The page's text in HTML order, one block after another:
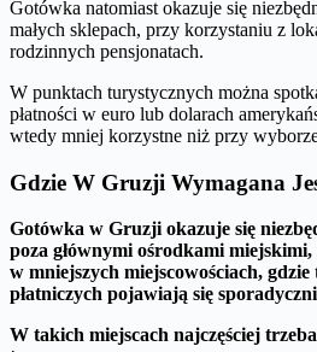
Gotówka natomiast okazuje się
małych sklepach, przy korzystaniu z
rodzinnych pensjonatach.
W punktach turystycznych można
płatności w euro lub dolarach
wtedy mniej korzystne niż przy
Gdzie W Gruzji Wymagana
Gotówka w Gruzji okazuje się
poza głównymi ośrodkami miejskimi,
w mniejszych miejscowościach,
płatniczych pojawiają się
W takich miejscach najczęściej